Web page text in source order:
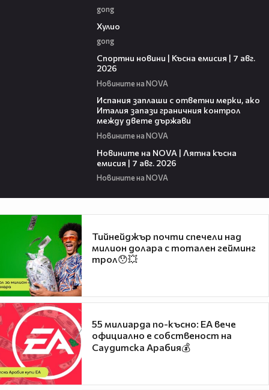
gong
Хулио
gong
Спортни новини | Късна емисия | 7 авг.
2026
Новините на NOVA
Испания заплаши с ответни мерки, ако
Италия запази граничния контрол
между двете държави
Новините на NOVA
Новините на NOVA | Лятна късна
емисия | 7 авг. 2026
Новините на NOVA
Тийнейджър почти спечели над
милион долара с тотален гейминг
трол😯💥
55 милиарда по-късно: EA вече
официално е собственост на
Саудитска Арабия💰